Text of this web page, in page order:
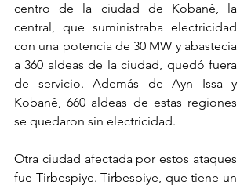
centro de la ciudad de Kobanê, la
central, que suministraba electricidad
con una potencia de 30 MW y abastecía
a 360 aldeas de la ciudad, quedó fuera
de servicio. Además de Ayn Issa y
Kobanê, 660 aldeas de estas regiones
se quedaron sin electricidad.
Otra ciudad afectada por estos ataques
fue Tirbespiye. Tirbespiye, que tiene un